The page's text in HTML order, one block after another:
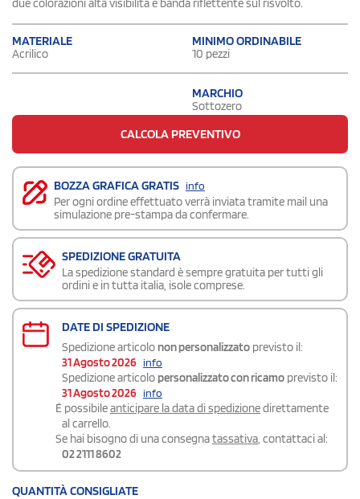
due colorazioni alta visibilità e banda riflettente sul risvolto.
MATERIALE
Acrilico
MINIMO ORDINABILE
10 pezzi
MARCHIO
Sottozero
CALCOLA PREVENTIVO
BOZZA GRAFICA GRATIS info
Per ogni ordine effettuato verrà inviata tramite mail una
simulazione pre-stampa da confermare.
SPEDIZIONE GRATUITA
La spedizione standard è sempre gratuita per tutti gli
ordini e in tutta italia, isole comprese.
DATE DI SPEDIZIONE
Spedizione articolo non personalizzato previsto il:
31 Agosto 2026 info
Spedizione articolo personalizzato con ricamo previsto il:
31 Agosto 2026 info
É possibileanticipare la data di spedizionedirettamente
al carrello.
Se hai bisogno di una consegnatassativa, contattaci al:
02 2111 8602
QUANTITÀ CONSIGLIATE